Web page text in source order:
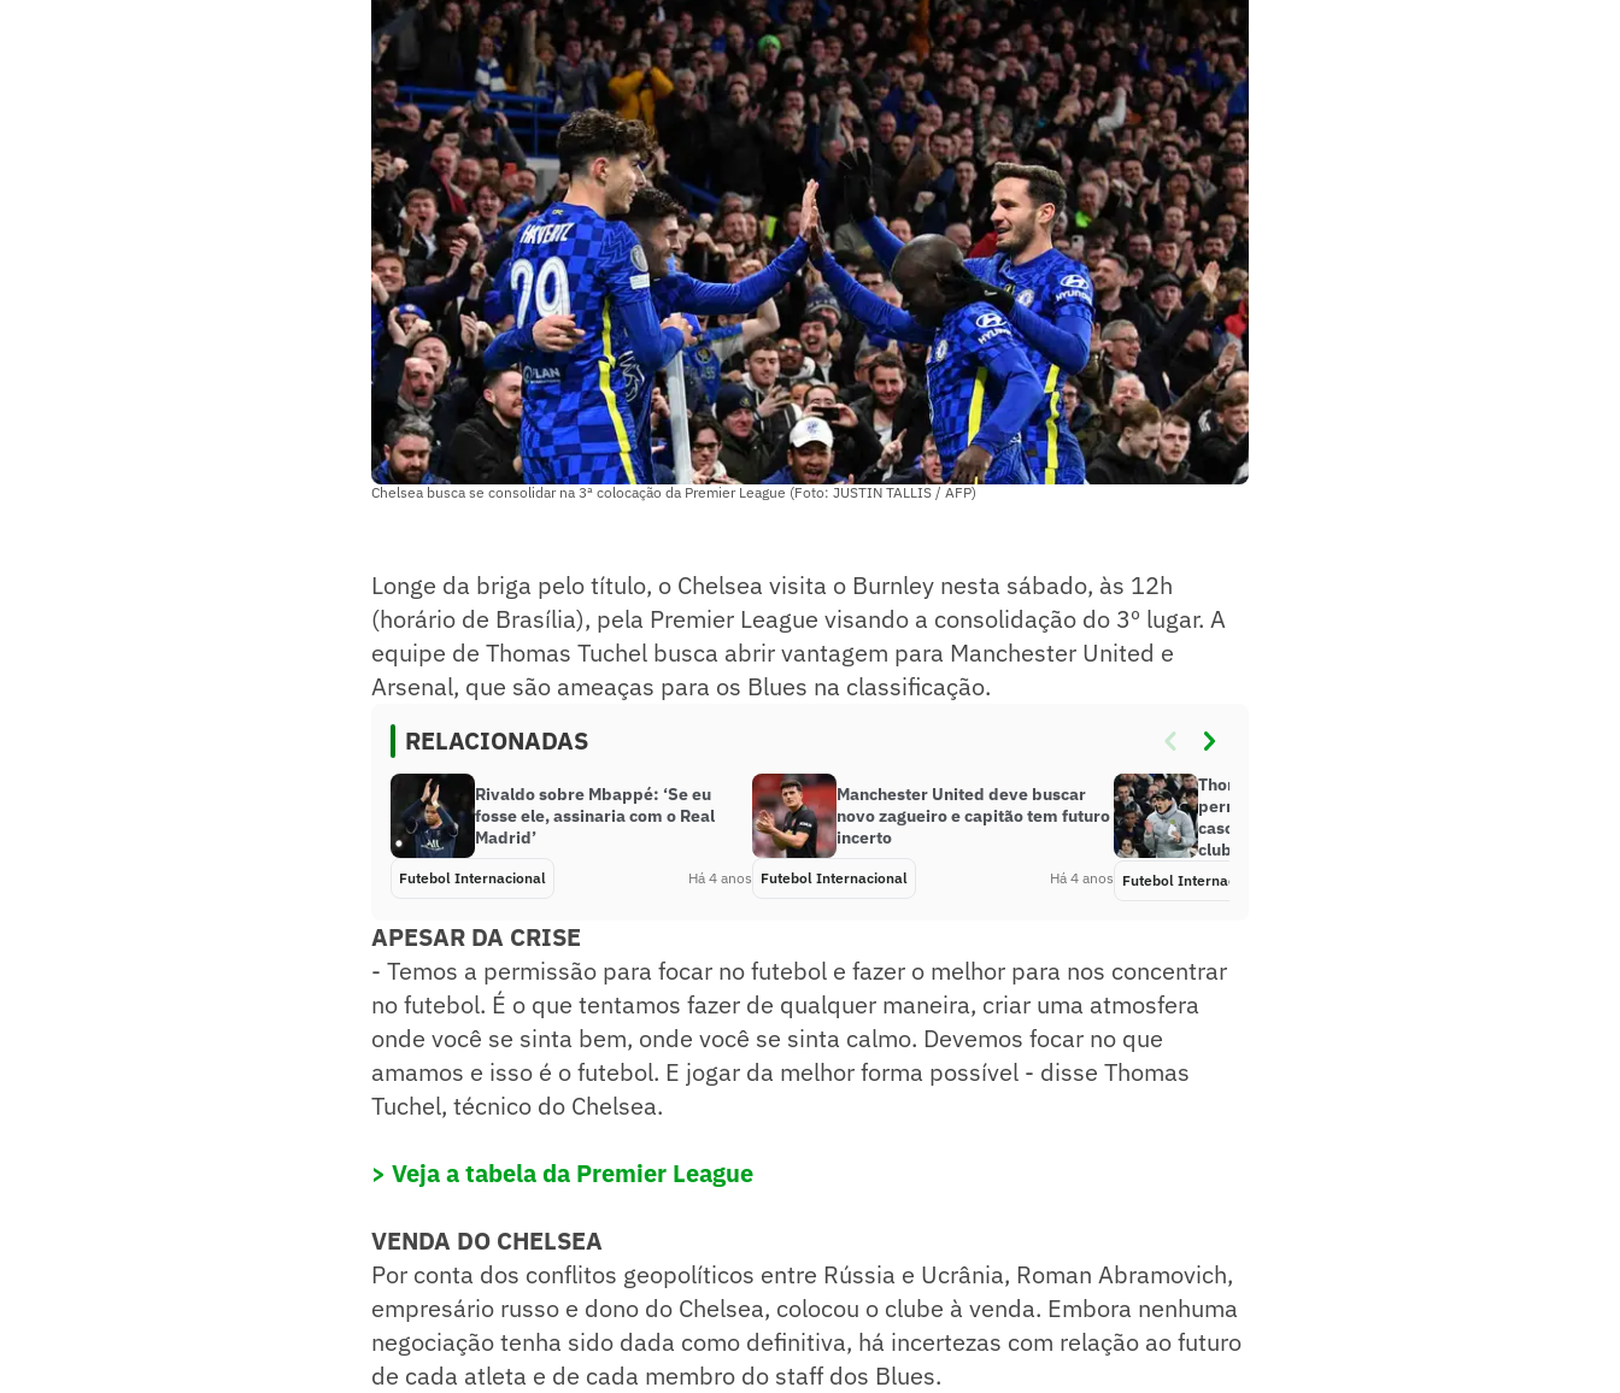
Chelsea busca se consolidar na 3ª colocação da Premier League (Foto: JUSTIN TALLIS / AFP)
Longe da briga pelo título, o Chelsea visita o Burnley nesta sábado, às 12h
(horário de Brasília), pela Premier League visando a consolidação do 3º lugar. A
equipe de Thomas Tuchel busca abrir vantagem para Manchester United e
Arsenal, que são ameaças para os Blues na classificação.
RELACIONADAS
Rivaldo sobre Mbappé: ‘Se eu
fosse ele, assinaria com o Real
Madrid’
Futebol Internacional Há 4 anos
Manchester United deve buscar
novo zagueiro e capitão tem futuro
incerto
Futebol Internacional Há 4 anos
Thomas Tuchel diz que
permanência no Chelsea é incerta
caso Roman Abramovich venda o
clube
Futebol Internacional
APESAR DA CRISE
- Temos a permissão para focar no futebol e fazer o melhor para nos concentrar
no futebol. É o que tentamos fazer de qualquer maneira, criar uma atmosfera
onde você se sinta bem, onde você se sinta calmo. Devemos focar no que
amamos e isso é o futebol. E jogar da melhor forma possível - disse Thomas
Tuchel, técnico do Chelsea.
> Veja a tabela da Premier League
VENDA DO CHELSEA
Por conta dos conflitos geopolíticos entre Rússia e Ucrânia, Roman Abramovich,
empresário russo e dono do Chelsea, colocou o clube à venda. Embora nenhuma
negociação tenha sido dada como definitiva, há incertezas com relação ao futuro
de cada atleta e de cada membro do staff dos Blues.